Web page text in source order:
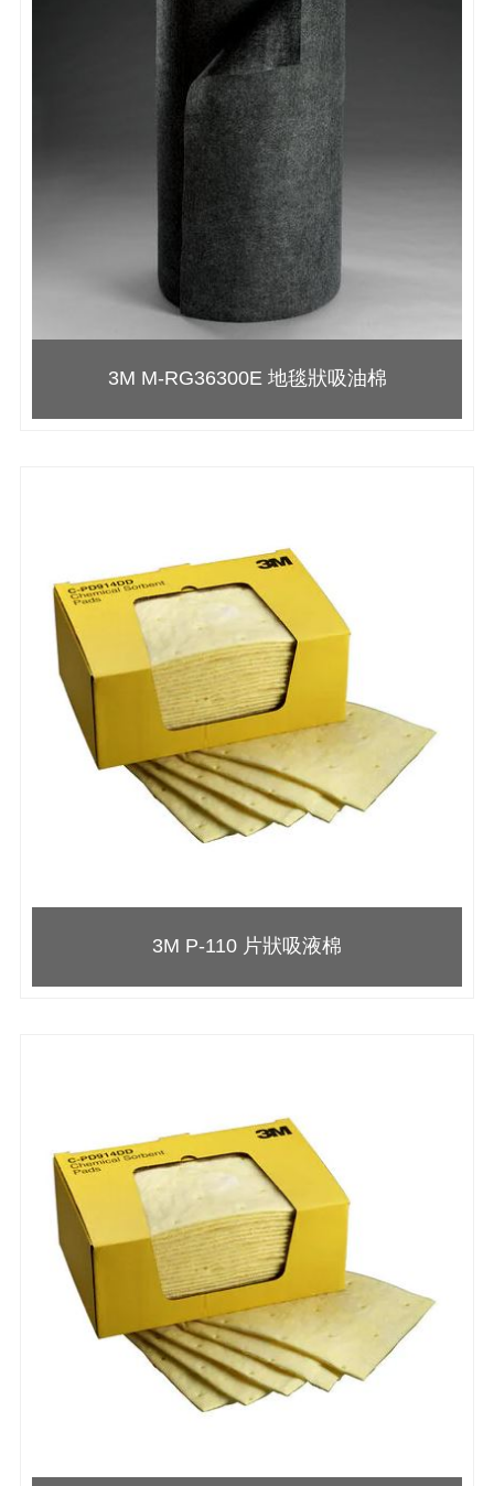
3M M-RG36300E 地毯狀吸油棉
3M P-110 片狀吸液棉